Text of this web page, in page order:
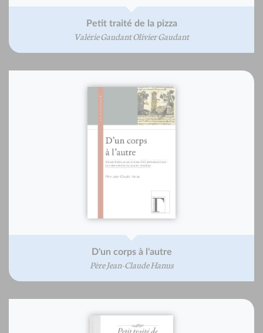
Petit traité de la pizza
Valérie Gaudant Olivier Gaudant
D'un corps à l'autre
Père Jean-Claude Hanus